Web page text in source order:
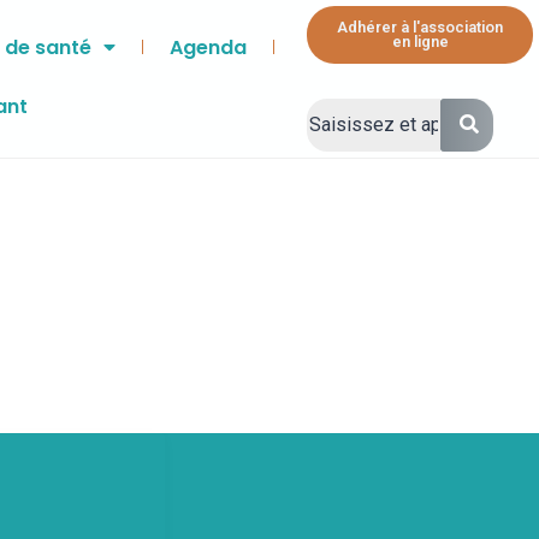
santé Agenda
Adhérer à l'association
en ligne